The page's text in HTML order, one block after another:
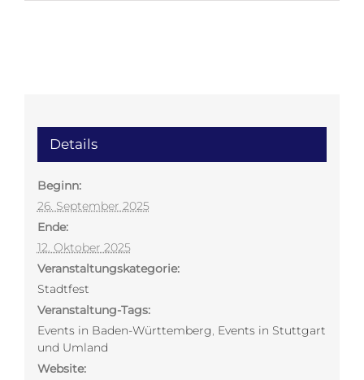
Details
Beginn:
26. September 2025
Ende:
12. Oktober 2025
Veranstaltungskategorie:
Stadtfest
Veranstaltung-Tags:
Events in Baden-Württemberg, Events in Stuttgart
und Umland
Website: